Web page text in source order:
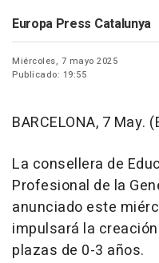
Europa Press Catalunya
Miércoles, 7 mayo 2025
Publicado: 19:55
BARCELONA, 7 May.
La consellera de
Profesional de la
anunciado este
impulsará la
plazas de 0-3 años.